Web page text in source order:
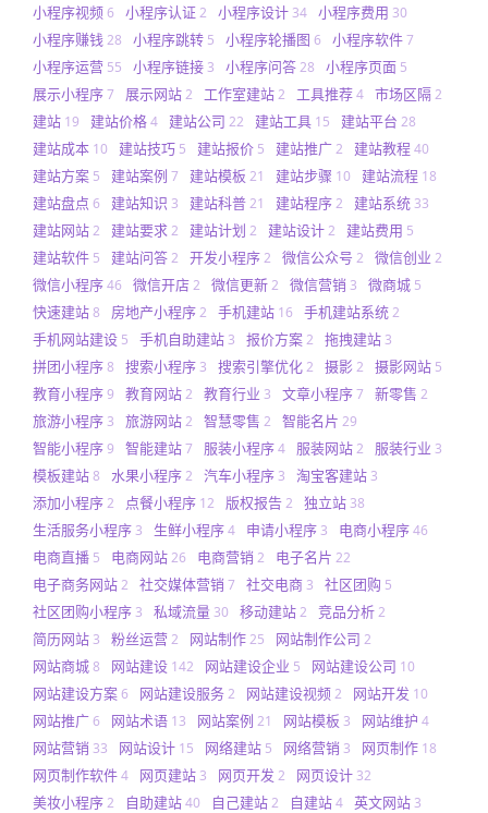
小程序视频6 小程序认证2 小程序设计 34 小程序费用 30
小程序赚钱28 小程序跳转 5 小程序轮播图 6 小程序软件7
小程序运营 55 小程序链接 3 小程序问答28 小程序页面 5
展示小程序7 展示网站2 工作室建站2 工具推荐4 市场区隔2
建站 19 建站价格4 建站公司 22 建站工具 15 建站平台 28
建站成本 10 建站技巧 5 建站报价 5 建站推广2 建站教程40
建站方案 5 建站案例 7 建站模板 21 建站步骤 10 建站流程 18
建站盘点 6 建站知识 3 建站科普21 建站程序2 建站系统 33
建站网站2 建站要求2 建站计划 2 建站设计2 建站费用 5
建站软件 5 建站问答2 开发小程序2 微信公众号 2 微信创业 2
微信小程序46 微信开店2 微信更新2 微信营销 3 微商城 5
快速建站8 房地产小程序2 手机建站 16 手机建站系统2
手机网站建设 5 手机自助建站 3 报价方案2 拖拽建站 3
拼团小程序8 搜索小程序 3 搜索引擎优化2 摄影2 摄影网站 5
教育小程序9 教育网站2 教育行业 3 文章小程序7 新零售 2
旅游小程序 3 旅游网站2 智慧零售 2 智能名片 29
智能小程序9 智能建站7 服装小程序4 服装网站2 服装行业 3
模板建站8 水果小程序2 汽车小程序 3 淘宝客建站 3
添加小程序2 点餐小程序 12 版权报告2 独立站 38
生活服务小程序 3 生鲜小程序4 申请小程序 3 电商小程序46
电商直播 5 电商网站26 电商营销 2 电子名片 22
电子商务网站2 社交媒体营销 7 社交电商 3 社区团购 5
社区团购小程序 3 私域流量 30 移动建站2 竞品分析2
简历网站 3 粉丝运营2 网站制作25 网站制作公司 2
网站商城8 网站建设 142 网站建设企业 5 网站建设公司 10
网站建设方案6 网站建设服务2 网站建设视频2 网站开发 10
网站推广6 网站术语 13 网站案例 21 网站模板 3 网站维护 4
网站营销 33 网站设计 15 网络建站 5 网络营销 3 网页制作 18
网页制作软件4 网页建站 3 网页开发 2 网页设计 32
美妆小程序2 自助建站40 自己建站2 自建站4 英文网站 3